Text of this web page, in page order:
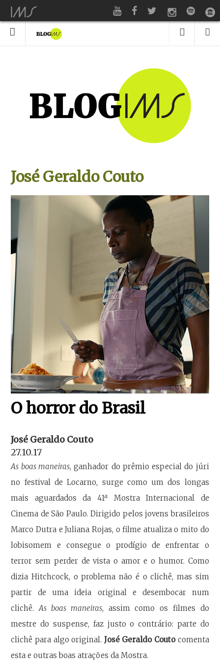
José Geraldo Couto
O horror do Brasil
José Geraldo Couto
27.10.17
As boas maneiras, ganhador do prêmio especial do júri
no festival de Locarno, surge como um dos longas
mais aguardados da 41ª Mostra Internacional de
Cinema de São Paulo. Dirigido pelos jovens brasileiros
Marco Dutra e Juliana Rojas, o filme atualiza o mito do
lobisomem e consegue o prodígio de enfrentar o
terror sem perder de vista o amor e o humor. Como
dizia Hitchcock, o problema não é o clichê, mas sim
partir de uma ideia original e desembocar num
clichê.As boas maneiras, assim como os filmes do
mestre do suspense, faz justo o contrário: parte do
clichê para algo original. José Geraldo Couto comenta
esta e outras boas atrações da Mostra.